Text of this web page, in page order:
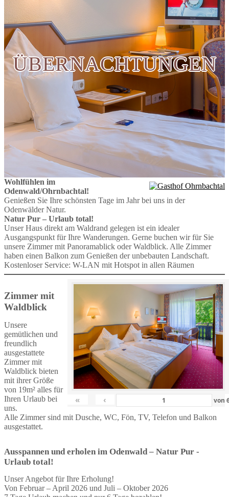
ÜBERNACHTUNGEN
Wohlfühlen im
Odenwald/Ohrnbachtal!
Genießen Sie Ihre schönsten Tage im Jahr bei uns in der
Odenwälder Natur.
Natur Pur – Urlaub total!
Unser Haus direkt am Waldrand gelegen ist ein idealer
Ausgangspunkt für Ihre Wanderungen. Gerne buchen wir für Sie
unsere Zimmer mit Panoramablick oder Waldblick. Alle Zimmer
haben einen Balkon zum Genießen der unbebauten Landschaft.
Kostenloser Service: W-LAN mit Hotspot in allen Räumen
« ‹ von
Zimmer mit
Waldblick
Unsere
gemütlichen und
freundlich
ausgestattete
Zimmer mit
Waldblick bieten
mit ihrer Größe
von 19m² alles für
Ihren Urlaub bei
uns.
Alle Zimmer sind mit Dusche, WC, Fön, TV, Telefon und Balkon
ausgestattet.
Ausspannen und erholen im Odenwald – Natur Pur -
Urlaub total!
Unser Angebot für Ihre Erholung!
Von Februar – April 2026 und Juli – Oktober 2026